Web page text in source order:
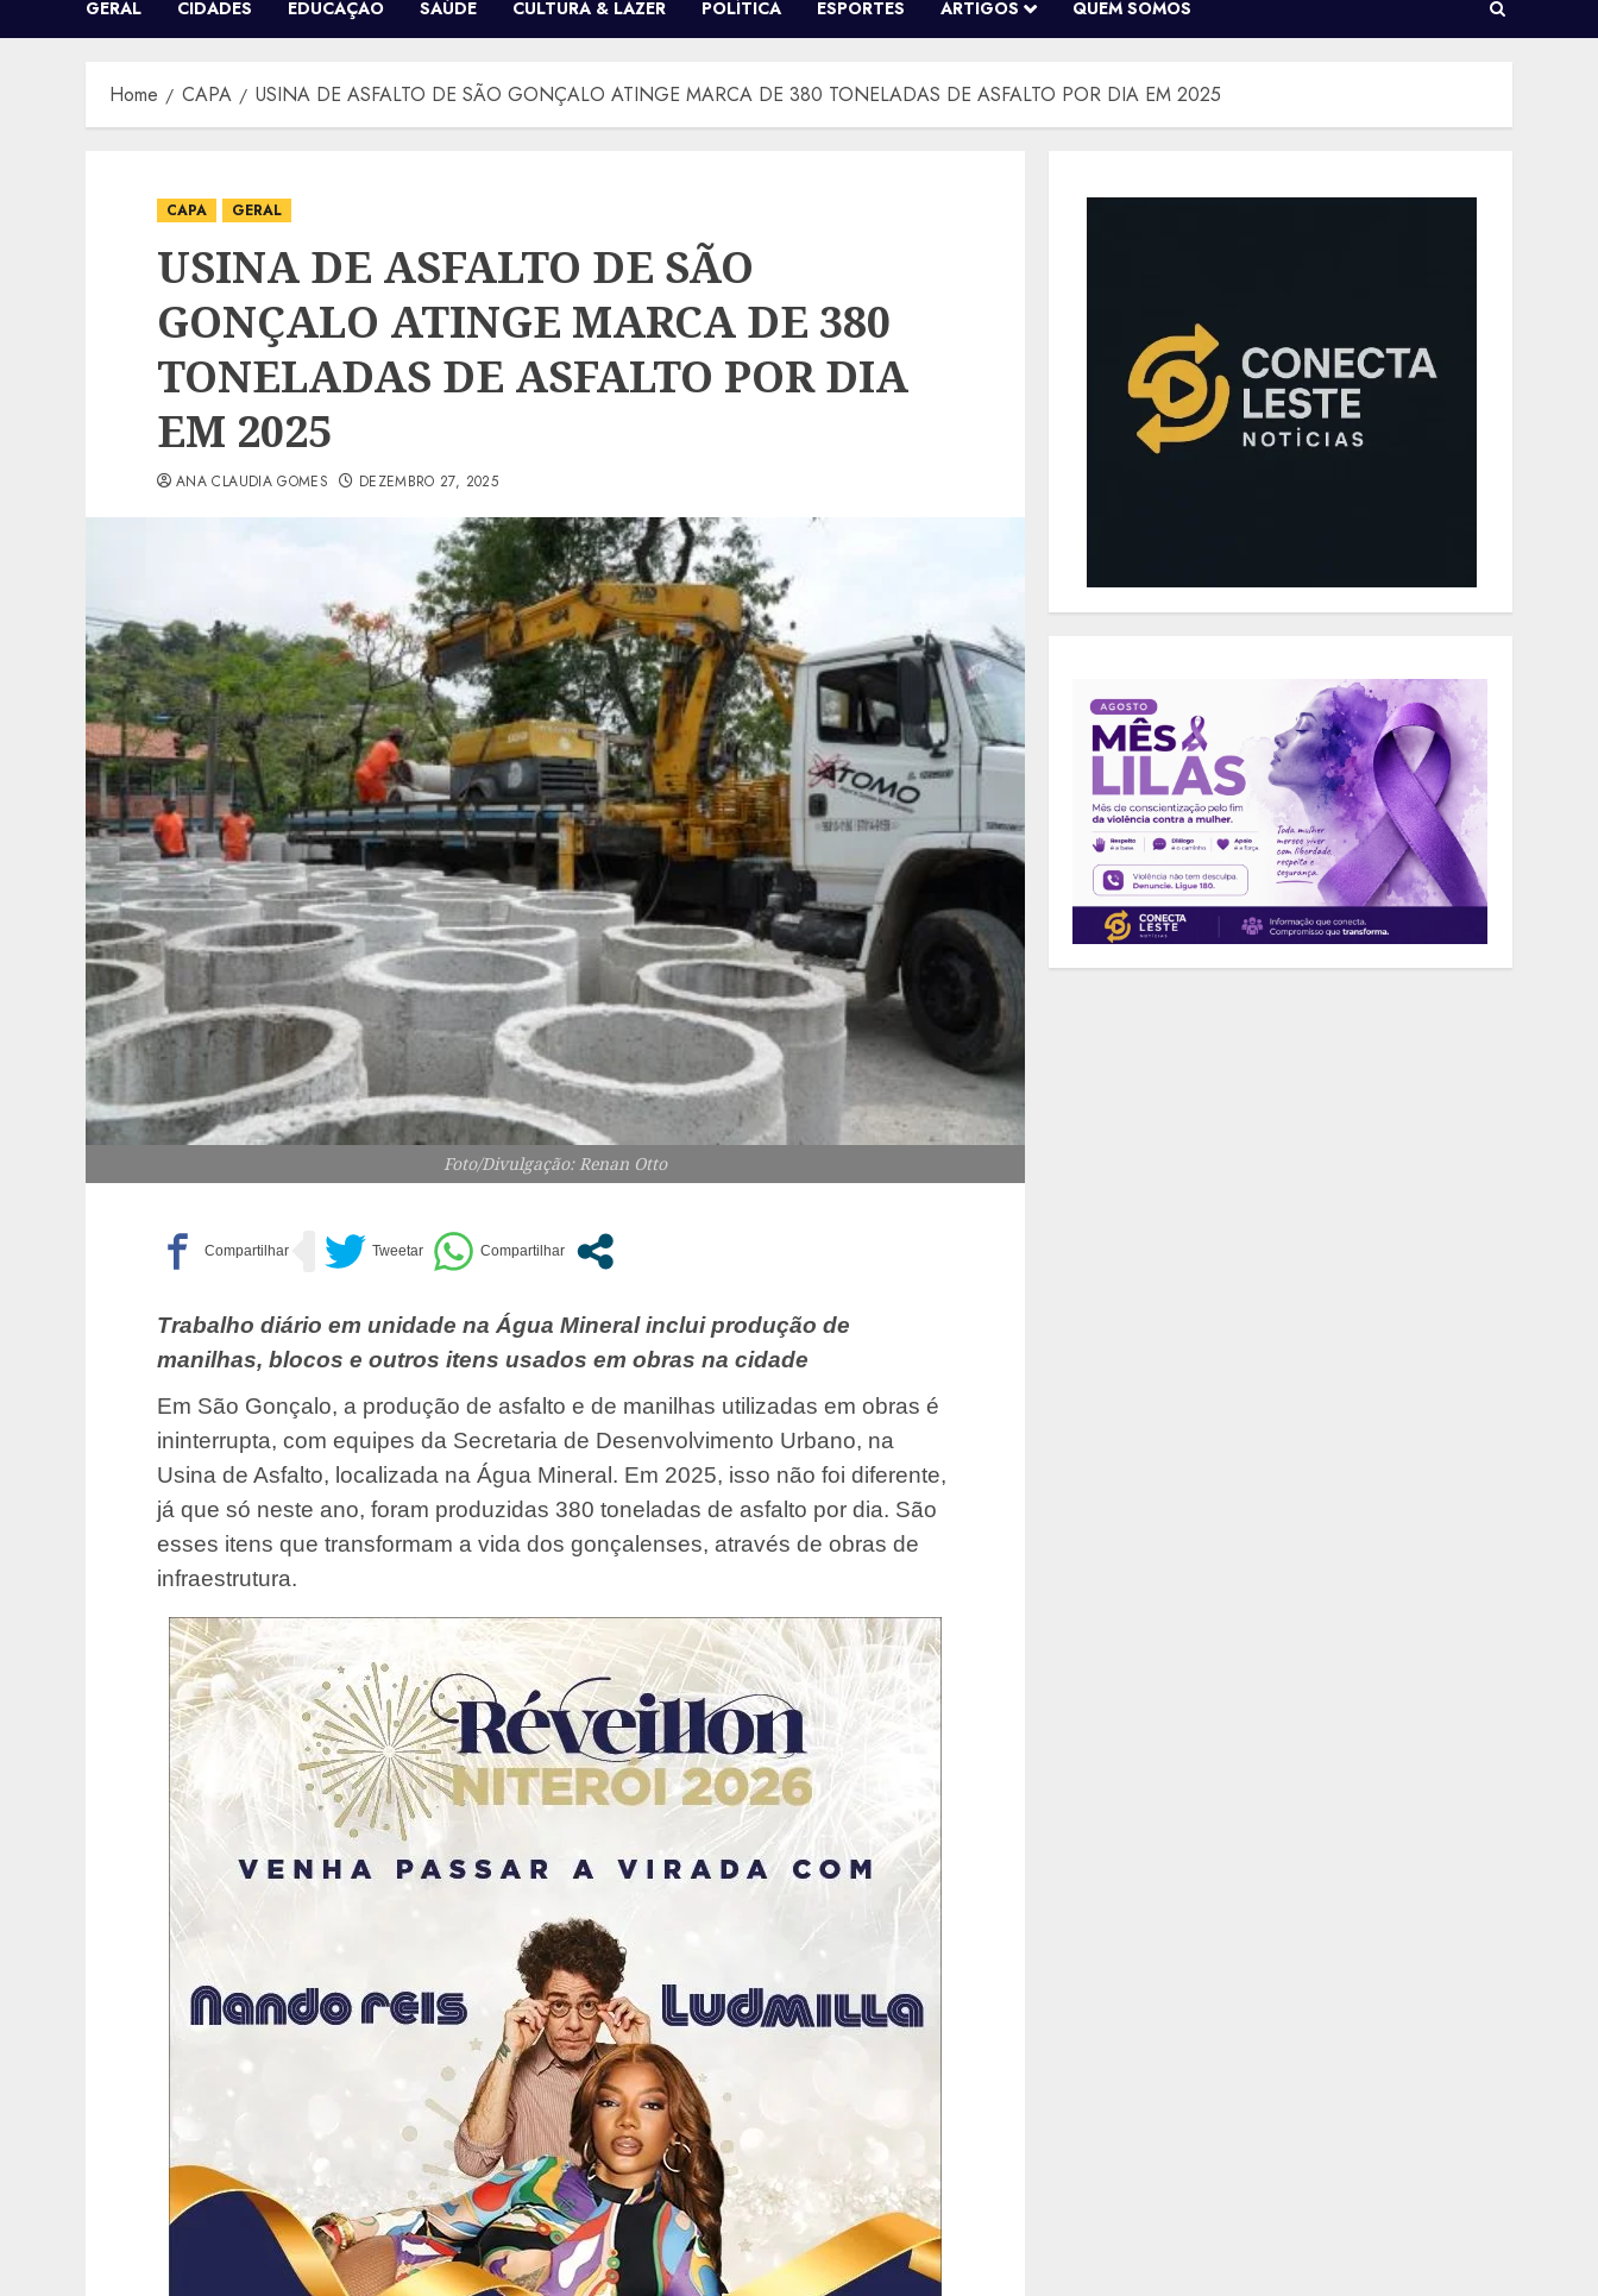
GERAL CIDADES EDUCAÇÃO SAÚDE CULTURA & LAZER POLÍTICA ESPORTES ARTIGOS QUEM SOMOS
Home CAPA USINA DE ASFALTO DE SÃO GONÇALO ATINGE MARCA DE 380 TONELADAS DE ASFALTO POR DIA EM 2025
CAPA GERAL
USINA DE ASFALTO DE SÃO
GONÇALO ATINGE MARCA DE 380
TONELADAS DE ASFALTO POR DIA
EM 2025
ANA CLAUDIA GOMES DEZEMBRO 27, 2025
Foto/Divulgação: Renan Otto
Trabalho diário em unidade na Água Mineral inclui produção de
manilhas, blocos e outros itens usados ​​em obras na cidade
Em São Gonçalo, a produção de asfalto e de manilhas utilizadas em obras é
ininterrupta, com equipes da Secretaria de Desenvolvimento Urbano, na
Usina de Asfalto, localizada na Água Mineral. Em 2025, isso não foi diferente,
já que só neste ano, foram produzidas 380 toneladas de asfalto por dia. São
esses itens que transformam a vida dos gonçalenses, através de obras de
infraestrutura.